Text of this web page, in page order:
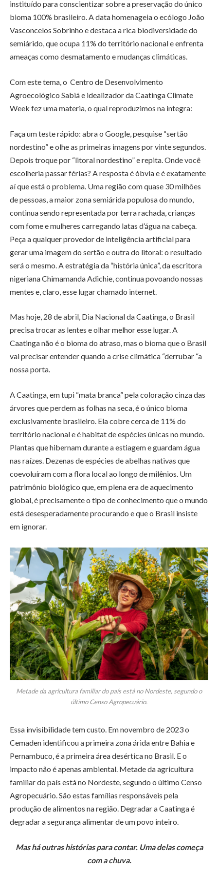
instituído para conscientizar sobre a preservação do único
bioma 100% brasileiro. A data homenageia o ecólogo João
Vasconcelos Sobrinho e destaca a rica biodiversidade do
semiárido, que ocupa 11% do território nacional e enfrenta
ameaças como desmatamento e mudanças climáticas.
Com este tema, o Centro de Desenvolvimento
Agroecológico Sabiá e idealizador da Caatinga Climate
Week fez uma materia, o qual reproduzimos na integra:
Faça um teste rápido: abra o Google, pesquise “sertão
nordestino” e olhe as primeiras imagens por vinte segundos.
Depois troque por “litoral nordestino” e repita. Onde você
escolheria passar férias? A resposta é óbvia e é exatamente
aí que está o problema. Uma região com quase 30 milhões
de pessoas, a maior zona semiárida populosa do mundo,
continua sendo representada por terra rachada, crianças
com fome e mulheres carregando latas d’água na cabeça.
Peça a qualquer provedor de inteligência artificial para
gerar uma imagem do sertão e outra do litoral: o resultado
será o mesmo. A estratégia da “história única”, da escritora
nigeriana Chimamanda Adichie, continua povoando nossas
mentes e, claro, esse lugar chamado internet.
Mas hoje, 28 de abril, Dia Nacional da Caatinga, o Brasil
precisa trocar as lentes e olhar melhor esse lugar. A
Caatinga não é o bioma do atraso, mas o bioma que o Brasil
vai precisar entender quando a crise climática “derrubar “a
nossa porta.
A Caatinga, em tupi “mata branca” pela coloração cinza das
árvores que perdem as folhas na seca, é o único bioma
exclusivamente brasileiro. Ela cobre cerca de 11% do
território nacional e é habitat de espécies únicas no mundo.
Plantas que hibernam durante a estiagem e guardam água
nas raízes. Dezenas de espécies de abelhas nativas que
coevoluíram com a flora local ao longo de milênios. Um
patrimônio biológico que, em plena era de aquecimento
global, é precisamente o tipo de conhecimento que o mundo
está desesperadamente procurando e que o Brasil insiste
em ignorar.
Metade da agricultura familiar do país está no Nordeste, segundo o
último Censo Agropecuário.
Essa invisibilidade tem custo. Em novembro de 2023 o
Cemaden identificou a primeira zona árida entre Bahia e
Pernambuco, é a primeira área desértica no Brasil. E o
impacto não é apenas ambiental. Metade da agricultura
familiar do país está no Nordeste, segundo o último Censo
Agropecuário. São estas famílias responsáveis pela
produção de alimentos na região. Degradar a Caatinga é
degradar a segurança alimentar de um povo inteiro.
Mas há outras histórias para contar. Uma delas começa
com a chuva.